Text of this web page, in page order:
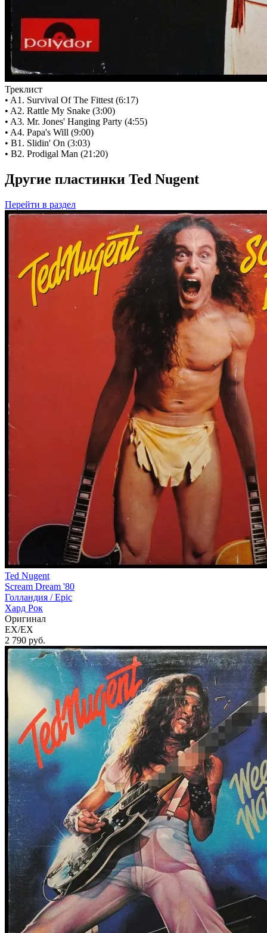
Треклист
• A1. Survival Of The Fittest (6:17)
• A2. Rattle My Snake (3:00)
• A3. Mr. Jones' Hanging Party (4:55)
• A4. Papa's Will (9:00)
• B1. Slidin' On (3:03)
• B2. Prodigal Man (21:20)
Другие пластинки Ted Nugent
Перейти в раздел
Ted Nugent
Scream Dream '80
Голландия /Epic
Хард Рок
Оригинал
EX/EX
2 790 руб.